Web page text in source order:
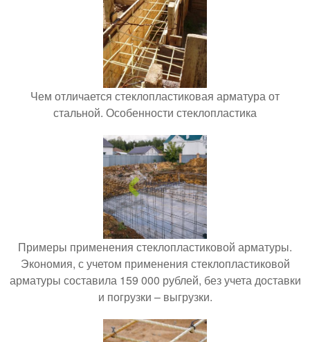
Чем отличается стеклопластиковая арматура от
стальной. Особенности стеклопластика
Примеры применения стеклопластиковой арматуры.
Экономия, с учетом применения стеклопластиковой
арматуры составила 159 000 рублей, без учета доставки
и погрузки – выгрузки.